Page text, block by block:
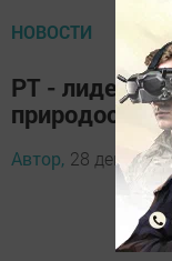
НОВОСТИ
РТ - лидер в
Автор, 28 декабря